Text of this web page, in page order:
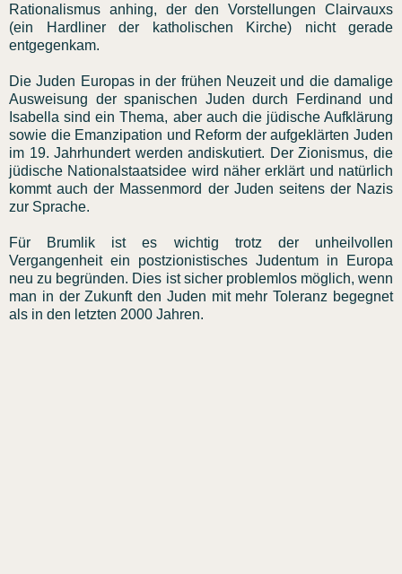
Rationalismus anhing, der den Vorstellungen Clairvauxs
(ein Hardliner der katholischen Kirche) nicht gerade
entgegenkam.
Die Juden Europas in der frühen Neuzeit und die damalige
Ausweisung der spanischen Juden durch Ferdinand und
Isabella sind ein Thema, aber auch die jüdische Aufklärung
sowie die Emanzipation und Reform der aufgeklärten Juden
im 19. Jahrhundert werden andiskutiert. Der Zionismus, die
jüdische Nationalstaatsidee wird näher erklärt und natürlich
kommt auch der Massenmord der Juden seitens der Nazis
zur Sprache.
Für Brumlik ist es wichtig trotz der unheilvollen
Vergangenheit ein postzionistisches Judentum in Europa
neu zu begründen. Dies ist sicher problemlos möglich, wenn
man in der Zukunft den Juden mit mehr Toleranz begegnet
als in den letzten 2000 Jahren.